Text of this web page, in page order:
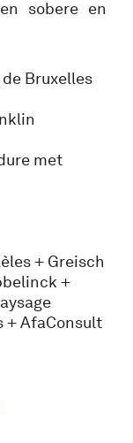
sobere en
Bruxelles
met
+ Greisch
+
+ AfaConsult